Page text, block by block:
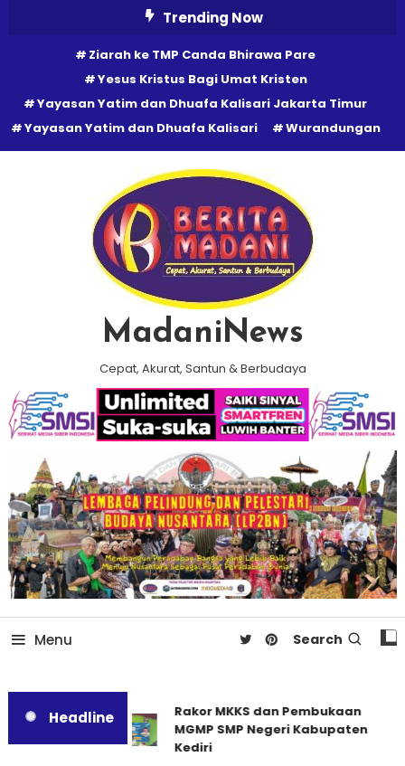
Trending Now
Ziarah ke TMP Canda Bhirawa Pare
Yesus Kristus Bagi Umat Kristen
Yayasan Yatim dan Dhuafa Kalisari Jakarta Timur
Yayasan Yatim dan Dhuafa Kalisari
Wurandungan
MadaniNews
Cepat, Akurat, Santun & Berbudaya
Menu Search
Headline
Rakor MKKS dan Pembukaan
MGMP SMP Negeri Kabupaten
Kediri